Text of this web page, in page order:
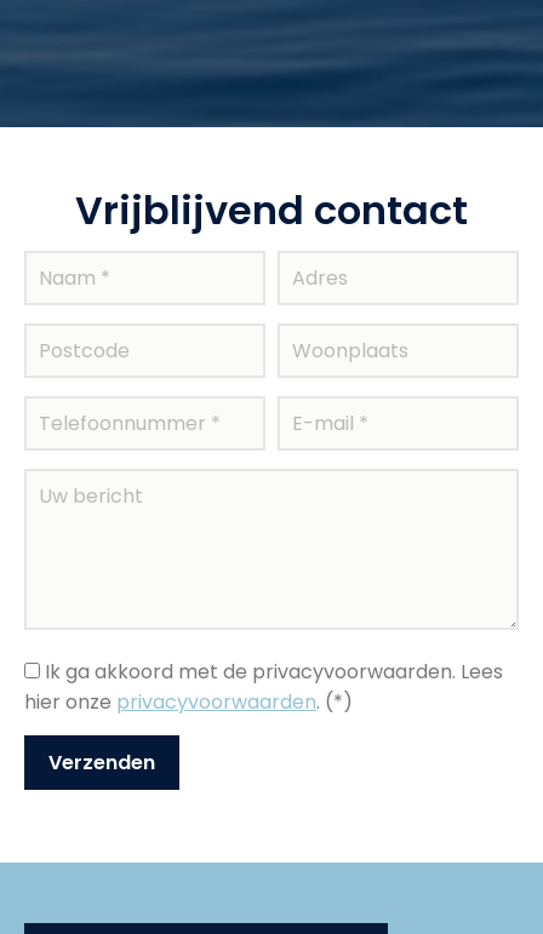
Vrijblijvend contact
Ik ga akkoord met de privacyvoorwaarden. Lees
hier onze privacyvoorwaarden. (*)